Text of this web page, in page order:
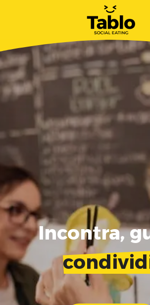
Incontra,